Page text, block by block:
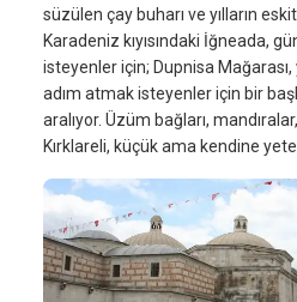
süzülen çay buharı ve yılların
Karadeniz kıyısındaki İğneada,
isteyenler için; Dupnisa
adım atmak isteyenler için bir
aralıyor. Üzüm bağları,
Kırklareli, küçük ama kendine